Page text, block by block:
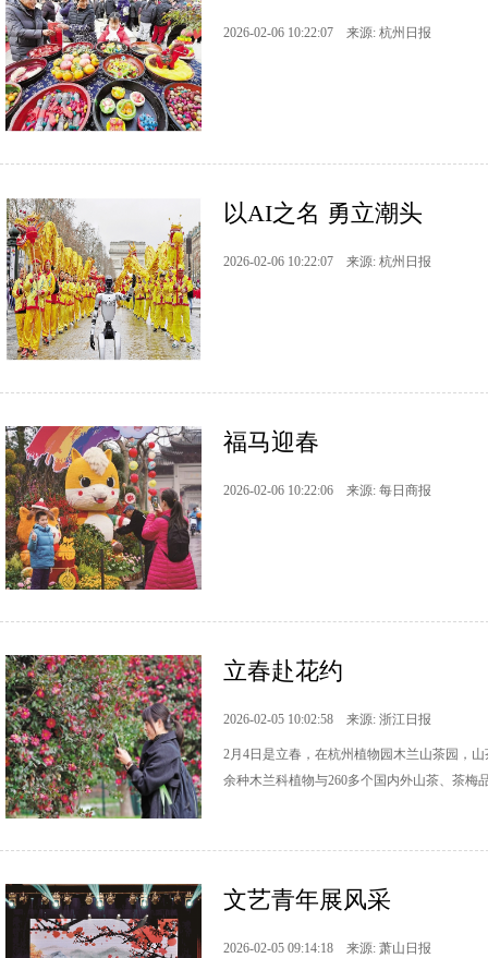
2026-02-06 10:22:07 来源: 杭州日报
以AI之名 勇立潮头
2026-02-06 10:22:07 来源: 杭州日报
福马迎春
2026-02-06 10:22:06 来源: 每日商报
立春赴花约
2026-02-05 10:02:58 来源: 浙江日报
2月4日是立春，在杭州植物园木兰山茶园，
余种木兰科植物与260多个国内外山茶、茶梅
文艺青年展风采
2026-02-05 09:14:18 来源: 萧山日报